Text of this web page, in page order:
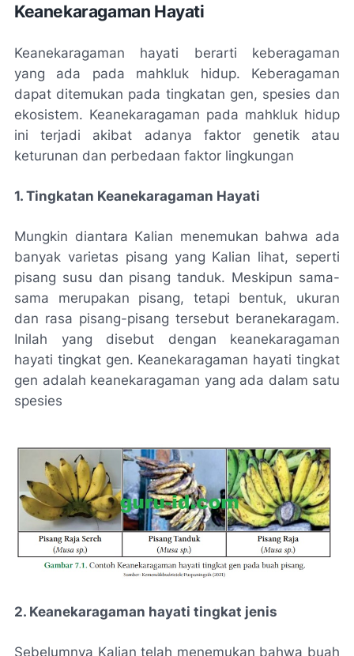
Keanekaragaman Hayati
Keanekaragaman hayati berarti keberagaman
yang ada pada mahkluk hidup. Keberagaman
dapat ditemukan pada tingkatan gen, spesies dan
ekosistem. Keanekaragaman pada mahkluk hidup
ini terjadi akibat adanya faktor genetik atau
keturunan dan perbedaan faktor lingkungan
1. Tingkatan Keanekaragaman Hayati
Mungkin diantara Kalian menemukan bahwa ada
banyak varietas pisang yang Kalian lihat, seperti
pisang susu dan pisang tanduk. Meskipun sama-
sama merupakan pisang, tetapi bentuk, ukuran
dan rasa pisang-pisang tersebut beranekaragam.
Inilah yang disebut dengan keanekaragaman
hayati tingkat gen. Keanekaragaman hayati tingkat
gen adalah keanekaragaman yang ada dalam satu
spesies
2. Keanekaragaman hayati tingkat jenis
Sebelumnya Kalian telah menemukan bahwa buah